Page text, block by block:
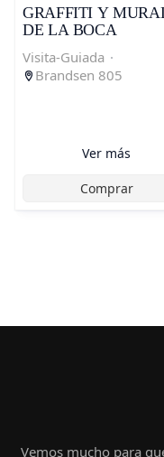
GRAFFITI Y
DE LA BOCA
Visita-Guiada ·
Brandsen 805
Ver más
Comprar
Vemos mucho para